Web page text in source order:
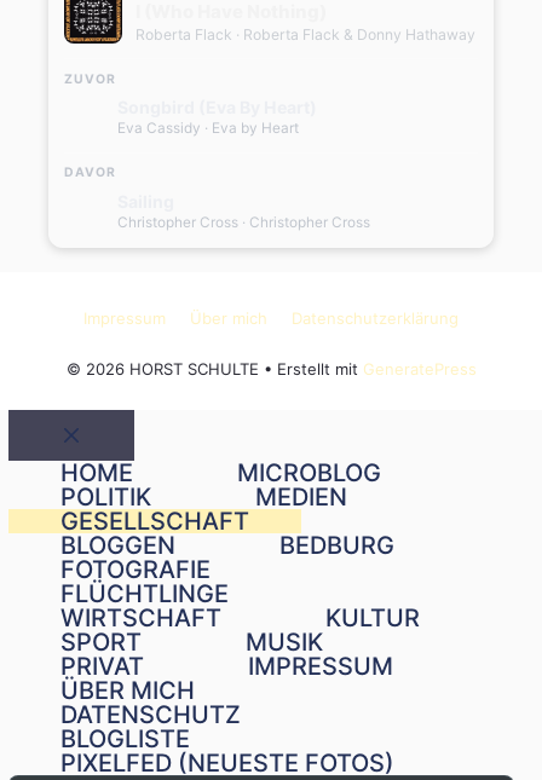
Roberta Flack · Roberta Flack & Donny Hathaway
ZUVOR
Eva Cassidy · Eva by Heart
DAVOR
Christopher Cross · Christopher Cross
Impressum Über mich Datenschutzerklärung
© 2026 HORST SCHULTE • Erstellt mit GeneratePress
Schließen
HOME
MICROBLOG
POLITIK
MEDIEN
GESELLSCHAFT
BLOGGEN
BEDBURG
FOTOGRAFIE
FLÜCHTLINGE
WIRTSCHAFT
KULTUR
SPORT
MUSIK
PRIVAT
IMPRESSUM
ÜBER MICH
DATENSCHUTZ
BLOGLISTE
PIXELFED (NEUESTE FOTOS)